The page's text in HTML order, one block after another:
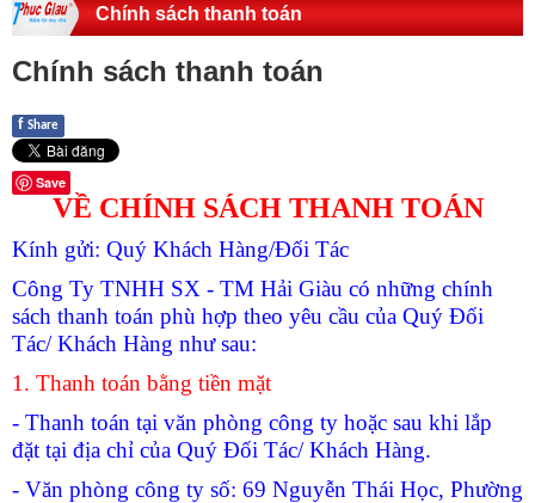
Chính sách thanh toán
Chính sách thanh toán
f Share
Save
VỀ CHÍNH SÁCH THANH TOÁN
Kính gửi: Quý Khách Hàng/Đối Tác
Công Ty TNHH SX - TM Hải Giàu có những chính
sách thanh toán phù hợp theo yêu cầu của Quý Đối
Tác/ Khách Hàng như sau:
1. Thanh toán bằng tiền mặt
- Thanh toán tại văn phòng công ty hoặc sau khi lắp
đặt tại địa chỉ của Quý Đối Tác/ Khách Hàng.
- Văn phòng công ty số: 69 Nguyễn Thái Học, Phường